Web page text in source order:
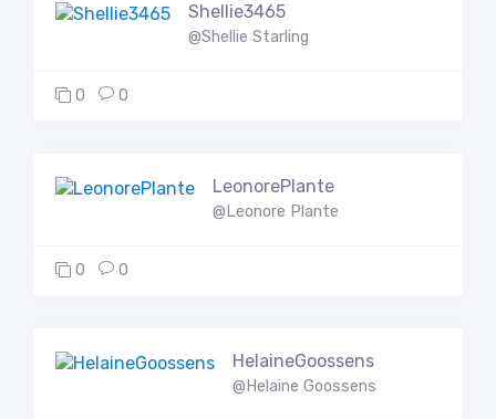
Shellie3465
@Shellie Starling
0 0
LeonorePlante
@Leonore Plante
0 0
HelaineGoossens
@Helaine Goossens